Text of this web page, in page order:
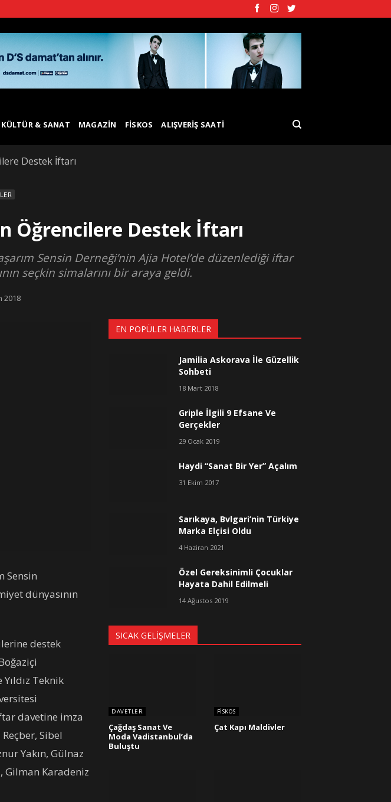
KÜLTÜR & SANAT MAGAZIN FISKOS ALIŞVERIŞ SAATI
Destek İftarı
Öğrencilere Destek İftarı
Sensin Derneği’nin Ajia Hotel’de düzenlediği iftar
seçkin simalarını bir araya geldi.
2018
Sensin
dünyasının
destek
Teknik
davetine imza
Sibel
Yakın, Gülnaz
Gilman Karadeniz
EN POPÜLER HABERLER
Jamilia Askorava İle Güzellik
Sohbeti
18 Mart 2018
Griple İlgili 9 Efsane Ve
Gerçekler
29 Ocak 2019
Haydi “Sanat Bir Yer” Açalım
31 Ekim 2017
Sarıkaya, Bvlgari’nin Türkiye
Marka Elçisi Oldu
4 Haziran 2021
Özel Gereksinimli Çocuklar
Hayata Dahil Edilmeli
14 Ağustos 2019
SICAK GELIŞMELER
DAVETLER
Çağdaş Sanat Ve
Moda Vadistanbul’da
Buluştu
FISKOS
Çat Kapı Maldivler